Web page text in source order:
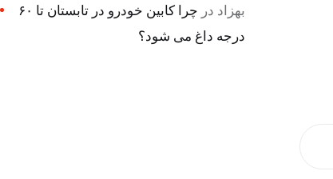
بهزاد در
چرا کابین خودرو در تابستان تا ۶۰
درجه داغ می شود؟